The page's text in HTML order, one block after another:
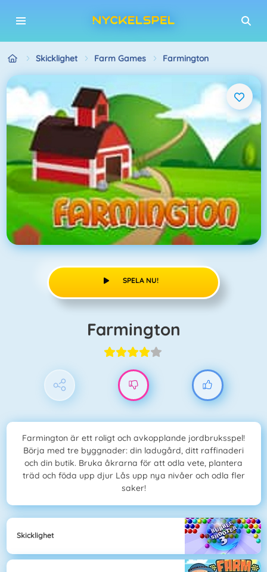
Skicklighet Farm Games Farmington
SPELA NU!
Farmington
Farmington är ett roligt och avkopplande jordbruksspel!
Börja med tre byggnader: din ladugård, ditt raffinaderi
och din butik. Bruka åkrarna för att odla vete, plantera
träd och föda upp djur Lås upp nya nivåer och odla fler
saker!
Skicklighet